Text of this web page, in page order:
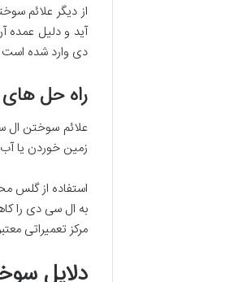
از دیگر علائم
آید و دلیل عمده
دی وارد شده
راه حل
علائم سوختن ال
زمین خوردن یا
استفاده از گلس
به ال سی دی را
مرکز تعمیراتی
دلایل